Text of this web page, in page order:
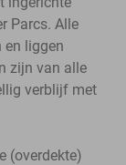
Parcs. Alle
en liggen
zijn van alle
verblijf met
(overdekte)